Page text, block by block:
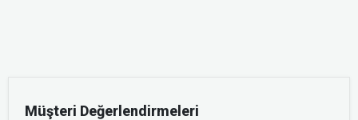
Müşteri Değerlendirmeleri